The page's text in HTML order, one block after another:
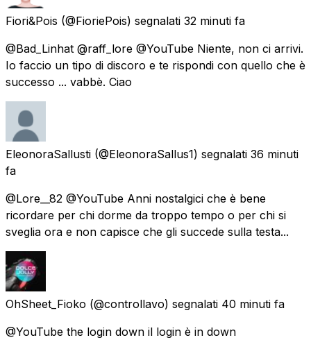
Fiori&Pois (@FioriePois) segnalati 32 minuti fa
@Bad_Linhat @raff_lore @YouTube Niente, non ci arrivi.
Io faccio un tipo di discoro e te rispondi con quello che è
successo ... vabbè. Ciao
EleonoraSallusti (@EleonoraSallus1) segnalati 36 minuti
fa
@Lore__82 @YouTube Anni nostalgici che è bene
ricordare per chi dorme da troppo tempo o per chi si
sveglia ora e non capisce che gli succede sulla testa...
OhSheet_Fioko (@controllavo) segnalati 40 minuti fa
@YouTube the login down il login è in down